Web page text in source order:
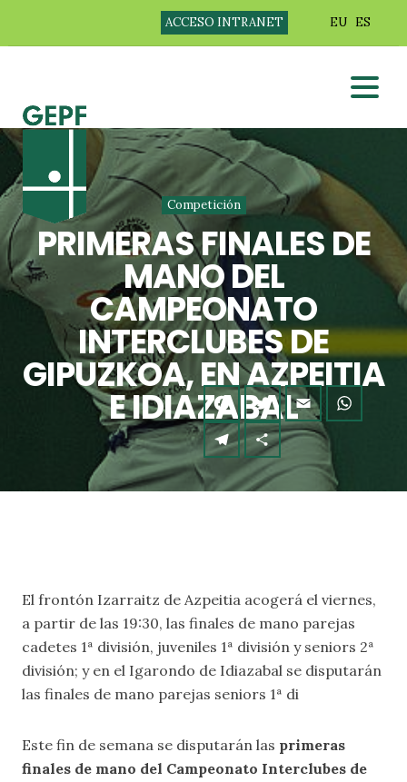
ACCESO INTRANET EU ES
Competición
PRIMERAS FINALES DE
MANO DEL
CAMPEONATO
INTERCLUBES DE
GIPUZKOA, EN AZPEITIA
E IDIAZABAL
El frontón Izarraitz de Azpeitia acogerá el viernes,
a partir de las 19:30, las finales de mano parejas
cadetes 1ª división, juveniles 1ª división y seniors 2ª
división; y en el Igarondo de Idiazabal se disputarán
las finales de mano parejas seniors 1ª di
Este fin de semana se disputarán las primeras
finales de mano del Campeonato Interclubes de